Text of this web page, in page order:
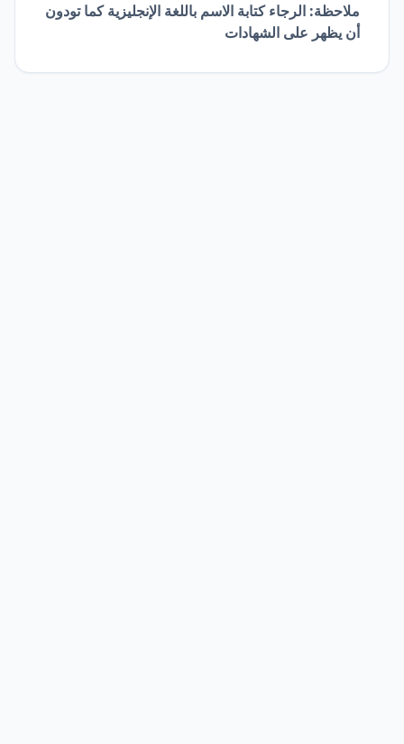
ملاحظة: الرجاء كتابة الاسم باللغة الإنجليزية كما تودون
أن يظهر على الشهادات